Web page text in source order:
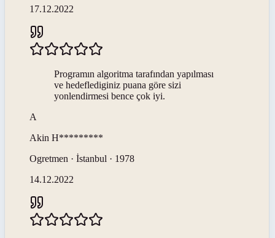
17.12.2022
Programın algoritma tarafından yapılması
ve hedeflediginiz puana göre sizi
yonlendirmesi bence çok iyi.
A
Akin H*********
Ogretmen · İstanbul · 1978
14.12.2022